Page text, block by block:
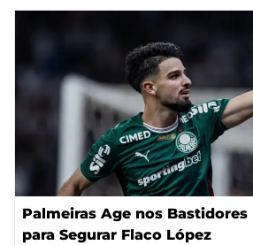
Palmeiras Age nos Bastidores
para Segurar Flaco López